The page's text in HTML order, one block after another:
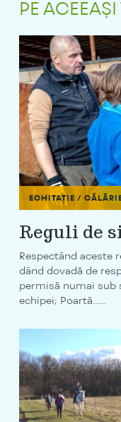
PE
ECHITAȚIE /
Reguli de
Respectând aceste
dând dovadă de
permisă numai sub
echipei; Poartă…...